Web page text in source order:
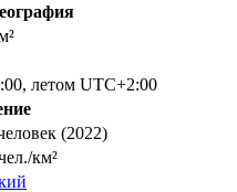
, летом UTC+2:00
(2022)
км²